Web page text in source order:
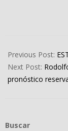
05-
03
Previous Post:
Next Post:
pronóstico
Buscar